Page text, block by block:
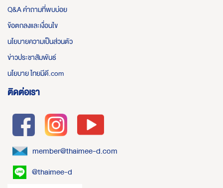
Q&A คำถามที่พบบ่อย
ข้อตกลงและเงื่อนไข
นโยบายความเป็นส่วนตัว
ข่าวประชาสัมพันธ์
นโยบาย ไทยมีดี.com
ติดต่อเรา
member@thaimee-d.com
@thaimee-d